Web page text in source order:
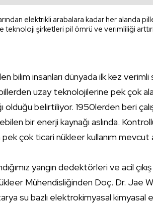
elektrikli arabalara kadar her alanda
teknoloji şirketleri pil ömrü ve verimliliği
bilim insanları dünyada ilk kez verimli
uzay teknolojilerine pek çok
olduğu belirtiliyor. 1950lerden beri
bir enerji kaynağı aslında.
çok ticari nükleer kullanım mevcut
yangın dedektörleri ve acil
Mühendisliğinden Doç. Dr. Jae
su bazlı elektrokimyasal kimyasal